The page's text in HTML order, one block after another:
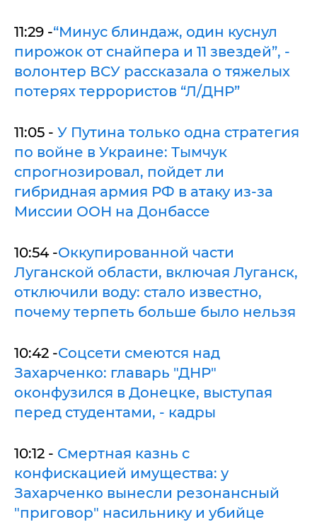
11:29 -“Минус блиндаж, один куснул
пирожок от снайпера и 11 звездей”, -
волонтер ВСУ рассказала о тяжелых
потерях террористов “Л/ДНР”
11:05 - У Путина только одна стратегия
по войне в Украине: Тымчук
спрогнозировал, пойдет ли
гибридная армия РФ в атаку из-за
Миссии ООН на Донбассе
10:54 -Оккупированной части
Луганской области, включая Луганск,
отключили воду: стало известно,
почему терпеть больше было нельзя
10:42 -Соцсети смеются над
Захарченко: главарь "ДНР"
оконфузился в Донецке, выступая
перед студентами, - кадры
10:12 - Смертная казнь с
конфискацией имущества: у
Захарченко вынесли резонансный
"приговор" насильнику и убийце